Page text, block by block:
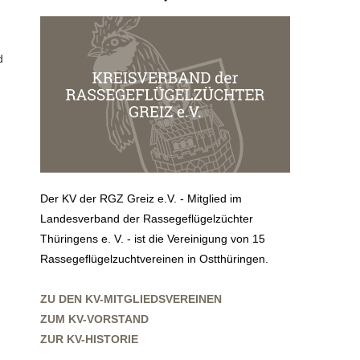
Der KV der RGZ Greiz e.V. - Mitglied im
Landesverband der Rassegeflügelzüchter
Thüringens e. V. - ist die Vereinigung von 15
Rassegeflügelzuchtvereinen in Ostthüringen.
ZU DEN KV-MITGLIEDSVEREINEN
ZUM KV-VORSTAND
ZUR KV-HISTORIE